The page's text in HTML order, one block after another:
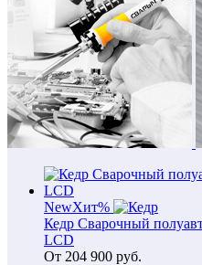
NewХит%
Кедр Сварочный
LCD
От 204 900 руб.